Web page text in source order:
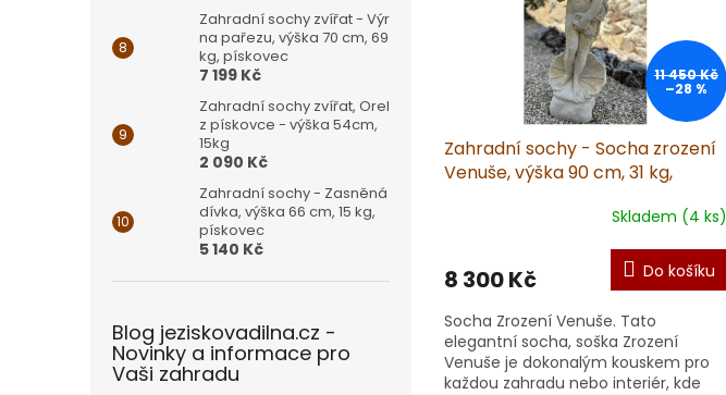
Zahradní sochy zvířat - Výr
na pařezu, výška 70 cm, 69
kg, pískovec
7 199 Kč
Zahradní sochy zvířat, Orel
z pískovce - výška 54cm,
15kg
2 090 Kč
Zahradní sochy - Zasněná
dívka, výška 66 cm, 15 kg,
pískovec
5 140 Kč
Blog jeziskovadilna.cz -
Novinky a informace pro
Vaši zahradu
11 450 Kč
–28 %
Zahradní sochy - Socha zrození
Venuše, výška 90 cm, 31 kg,
Skladem (4 ks)
8 300 Kč Do košíku
Socha Zrození Venuše. Tato
elegantní socha, soška Zrození
Venuše je dokonalým kouskem pro
každou zahradu nebo interiér, kde